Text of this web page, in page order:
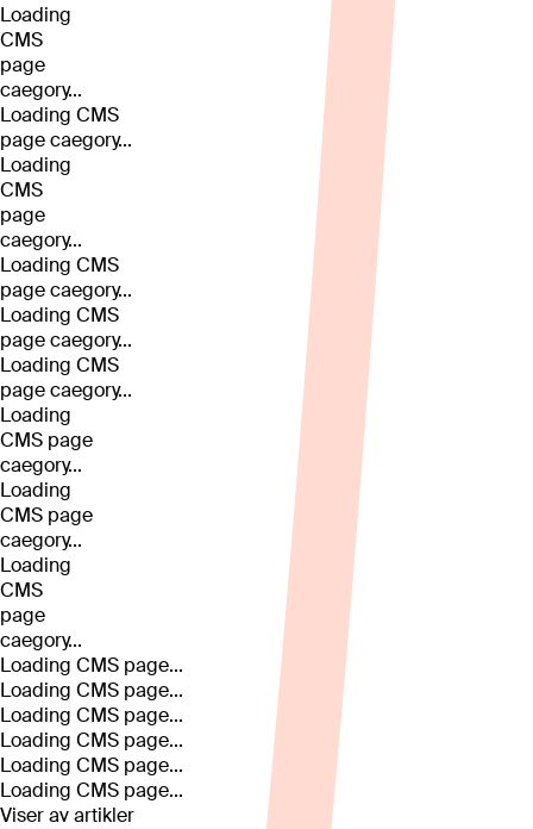
Loading
CMS
page
caegory...
Loading CMS
page caegory...
Loading
CMS
page
caegory...
Loading CMS
page caegory...
Loading CMS
page caegory...
Loading CMS
page caegory...
Loading
CMS page
caegory...
Loading
CMS page
caegory...
Loading
CMS
page
caegory...
Loading CMS page...
Loading CMS page...
Loading CMS page...
Loading CMS page...
Loading CMS page...
Loading CMS page...
Viseravartikler